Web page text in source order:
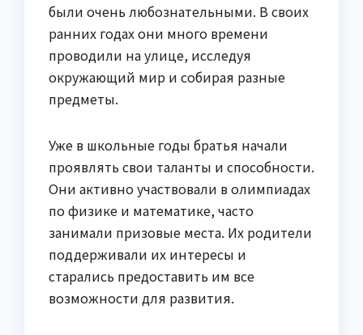
были очень любознательными. В своих
ранних годах они много времени
проводили на улице, исследуя
окружающий мир и собирая разные
предметы.
Уже в школьные годы братья начали
проявлять свои таланты и способности.
Они активно участвовали в олимпиадах
по физике и математике, часто
занимали призовые места. Их родители
поддерживали их интересы и
старались предоставить им все
возможности для развития.